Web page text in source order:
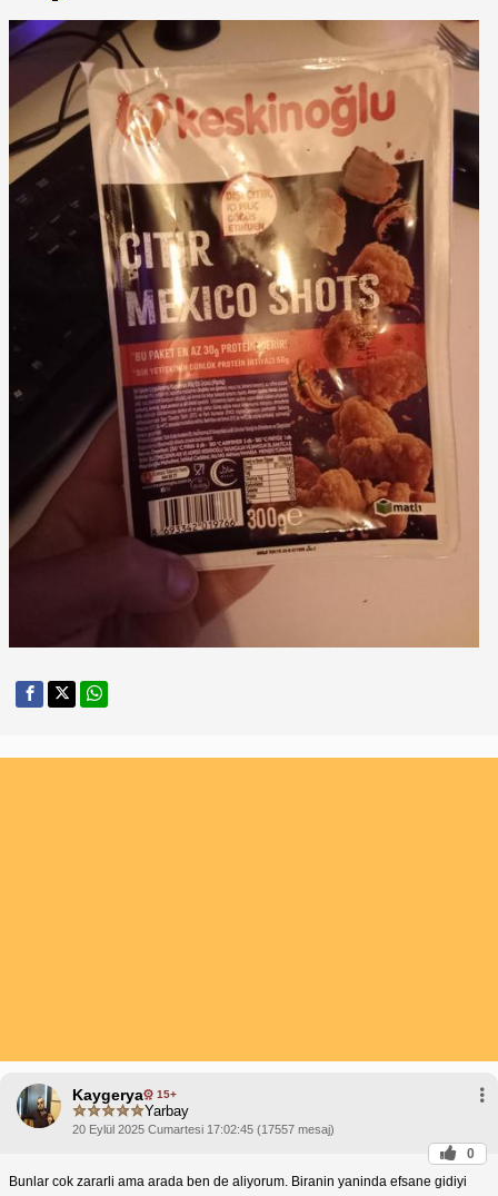
Kaygerya 15+
Yarbay
20 Eylül 2025 Cumartesi 17:02:45 (17557 mesaj)
0
Bunlar cok zararli ama arada ben de aliyorum. Biranin yaninda efsane gidiyi